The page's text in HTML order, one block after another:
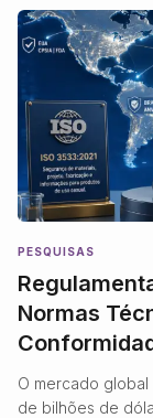
PESQUISAS
Normas
O mercado
de bilhões de